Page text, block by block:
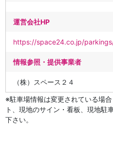
運営会社HP
https://space24.co.jp/
情報参照・提供事業者
（株）スペース２４
※駐車場情報は変更されている場
ト、現地のサイン・看板、現地駐
下さい。